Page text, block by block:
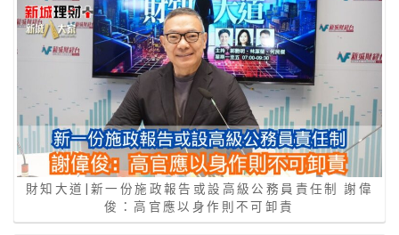
財知大道|新一份施政報告或設高級公務員責任制 謝偉
俊：高官應以身作則不可卸責